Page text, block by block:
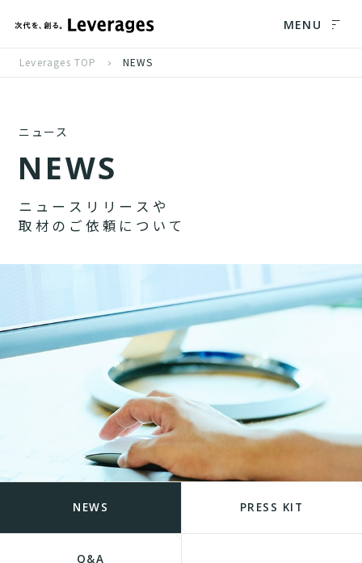
MENU
Leverages TOP NEWS
ニュース
NEWS
ニ ュ ー ス リ リ ー ス や
取 材 の ご 依 頼 に つ い て
NEWS PRESS KIT
Q&A